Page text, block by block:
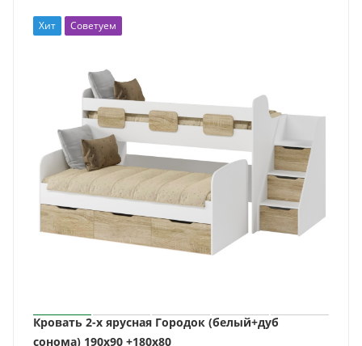
Хит Советуем
Кровать 2-х ярусная Городок (белый+дуб
сонома) 190х90 +180х80